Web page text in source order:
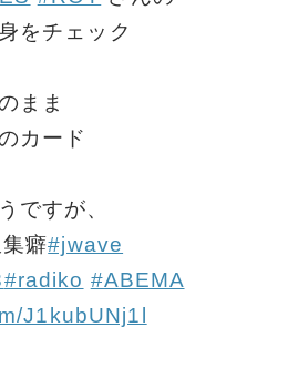
をチェック
まま
カード
ですが、
癖#jwave
#radiko #ABEMA
J1kubUNj1l